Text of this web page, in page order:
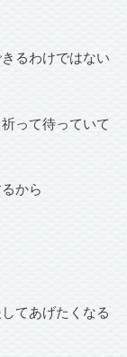
るわけではない
って待っていて
から
てあげたくなる